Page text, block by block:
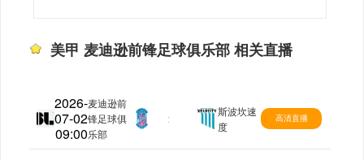
美甲 麦迪逊前锋足球俱乐部 相关直播
2026-
07-02
09:00
美甲
麦迪逊前
锋足球俱
乐部
:
斯波坎速
度
高清直播